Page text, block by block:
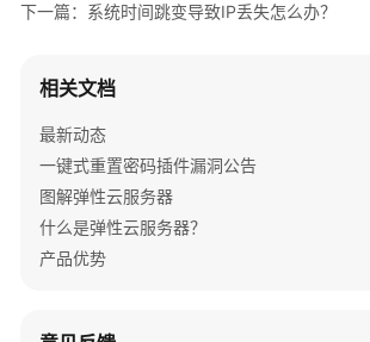
操
系
统
类
启
动
失
下一篇：系统时间跳变导致IP丢失怎么办？
相关文档
最新动态
一键式重置密码插件漏洞公告
图解弹性云服务器
什么是弹性云服务器？
产品优势